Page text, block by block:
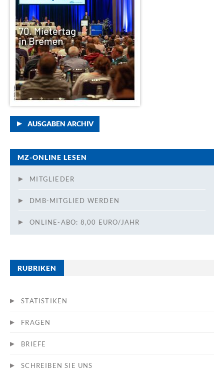
AUSGABEN ARCHIV
MZ-ONLINE LESEN
MITGLIEDER
DMB-MITGLIED WERDEN
ONLINE-ABO: 8,00 EURO/JAHR
RUBRIKEN
STATISTIKEN
FRAGEN
BRIEFE
SCHREIBEN SIE UNS